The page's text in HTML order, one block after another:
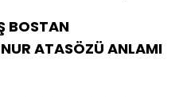
BOSTAN
ATASÖZÜ ANLAMI